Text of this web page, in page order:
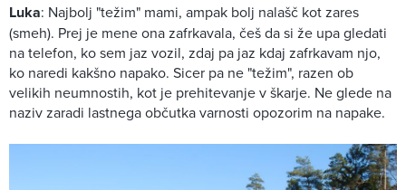
Luka: Najbolj "težim" mami, ampak bolj nalašč kot zares
(smeh). Prej je mene ona zafrkavala, češ da si že upa gledati
na telefon, ko sem jaz vozil, zdaj pa jaz kdaj zafrkavam njo,
ko naredi kakšno napako. Sicer pa ne "težim", razen ob
velikih neumnostih, kot je prehitevanje v škarje. Ne glede na
naziv zaradi lastnega občutka varnosti opozorim na napake.